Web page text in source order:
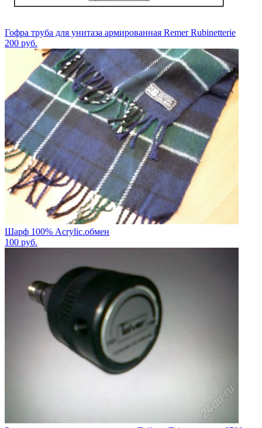
Гофра труба для унитаза армированная Remer Rubinetterie
200 руб.
Шарф 100% Acrylic.обмен
100 руб.